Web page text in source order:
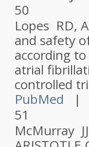
50
Lopes RD,
and safety
according
atrial
controlled
PubMed
|
51
McMurray